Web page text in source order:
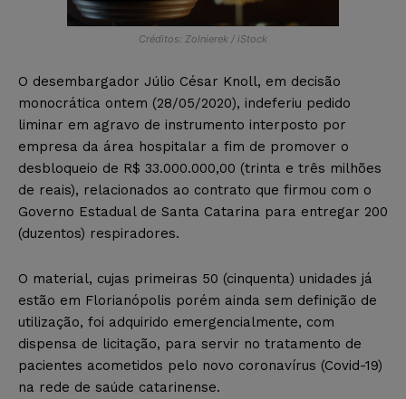
Créditos: Zolnierek / iStock
O desembargador Júlio César Knoll, em decisão
monocrática ontem (28/05/2020), indeferiu pedido
liminar em agravo de instrumento interposto por
empresa da área hospitalar a fim de promover o
desbloqueio de R$ 33.000.000,00 (trinta e três milhões
de reais), relacionados ao contrato que firmou com o
Governo Estadual de Santa Catarina para entregar 200
(duzentos) respiradores.
O material, cujas primeiras 50 (cinquenta) unidades já
estão em Florianópolis porém ainda sem definição de
utilização, foi adquirido emergencialmente, com
dispensa de licitação, para servir no tratamento de
pacientes acometidos pelo novo coronavírus (Covid-19)
na rede de saúde catarinense.